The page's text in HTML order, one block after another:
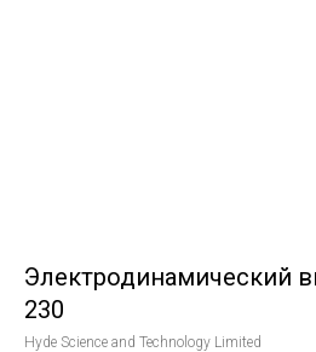
Электродинамический
230
Hyde Science and Technology Limited